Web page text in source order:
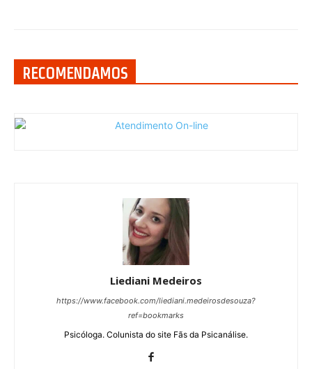
RECOMENDAMOS
Liediani Medeiros
https://www.facebook.com/liediani.medeirosdesouza?
ref=bookmarks
Psicóloga. Colunista do site Fãs da Psicanálise.